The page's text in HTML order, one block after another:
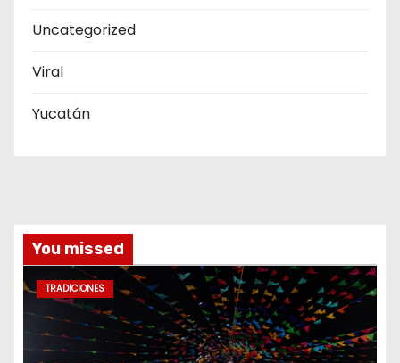
Uncategorized
Viral
Yucatán
You missed
TRADICIONES